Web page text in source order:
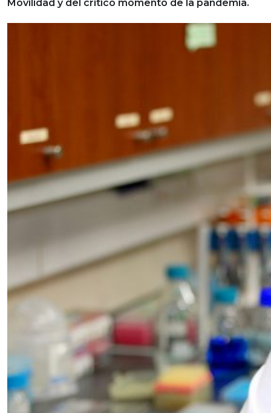
Movilidad y del crítico momento de la pandemia.